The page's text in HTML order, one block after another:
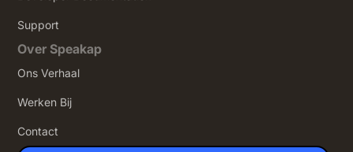
Support
Over Speakap
Ons Verhaal
Werken Bij
Contact